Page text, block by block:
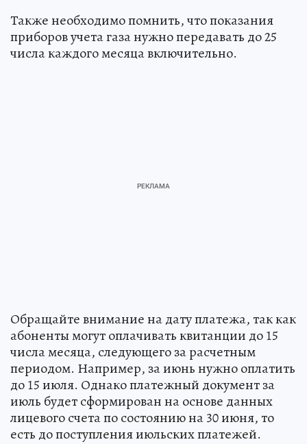
Также необходимо помнить, что показания
приборов учета газа нужно передавать до 25
числа каждого месяца включительно.
Обращайте внимание на дату платежа, так как
абоненты могут оплачивать квитанции до 15
числа месяца, следующего за расчетным
периодом. Например, за июнь нужно оплатить
до 15 июля. Однако платежный документ за
июль будет сформирован на основе данных
лицевого счета по состоянию на 30 июня, то
есть до поступления июльских платежей.